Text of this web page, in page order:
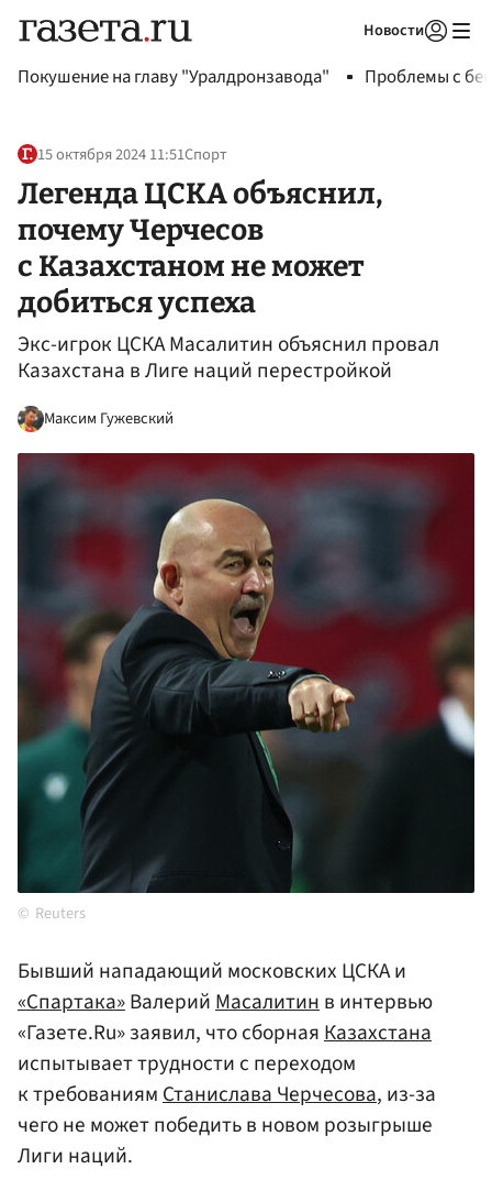
Новости
Покушение на главу "Уралдронзавода" Проблемы с
15 октября 2024 11:51Спорт
Легенда ЦСКА объяснил,
почему Черчесов
с Казахстаном не может
добиться успеха
Экс-игрок ЦСКА Масалитин объяснил провал
Казахстана в Лиге наций перестройкой
Максим Гужевский
Reuters
Бывший нападающий московских ЦСКА и
«Спартака»ВалерийМасалитинв интервью
«Газете.Ru» заявил, что сборнаяКазахстана
испытывает трудности с переходом
к требованиямСтанислава Черчесова, из-за
чего не может победить в новом розыгрыше
Лиги наций.